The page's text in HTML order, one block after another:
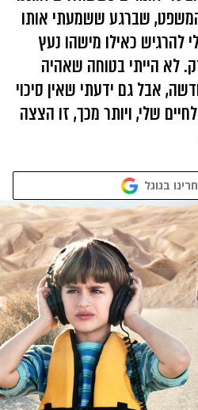
שברגע ששמעתי אותו
להרגיש כאילו מישהו נעץ
לא הייתי בטוחה שאהיה
אבל גם ידעתי שאין סיכוי
שלי, ויותר מכך, זו הצצה
בגוגל